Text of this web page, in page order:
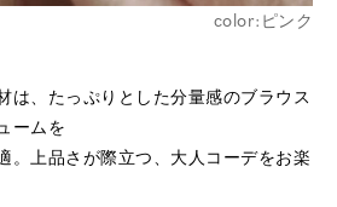
color:ピンク
は、たっぷりとした分量感のブラウス
ームを
。上品さが際立つ、大人コーデをお楽